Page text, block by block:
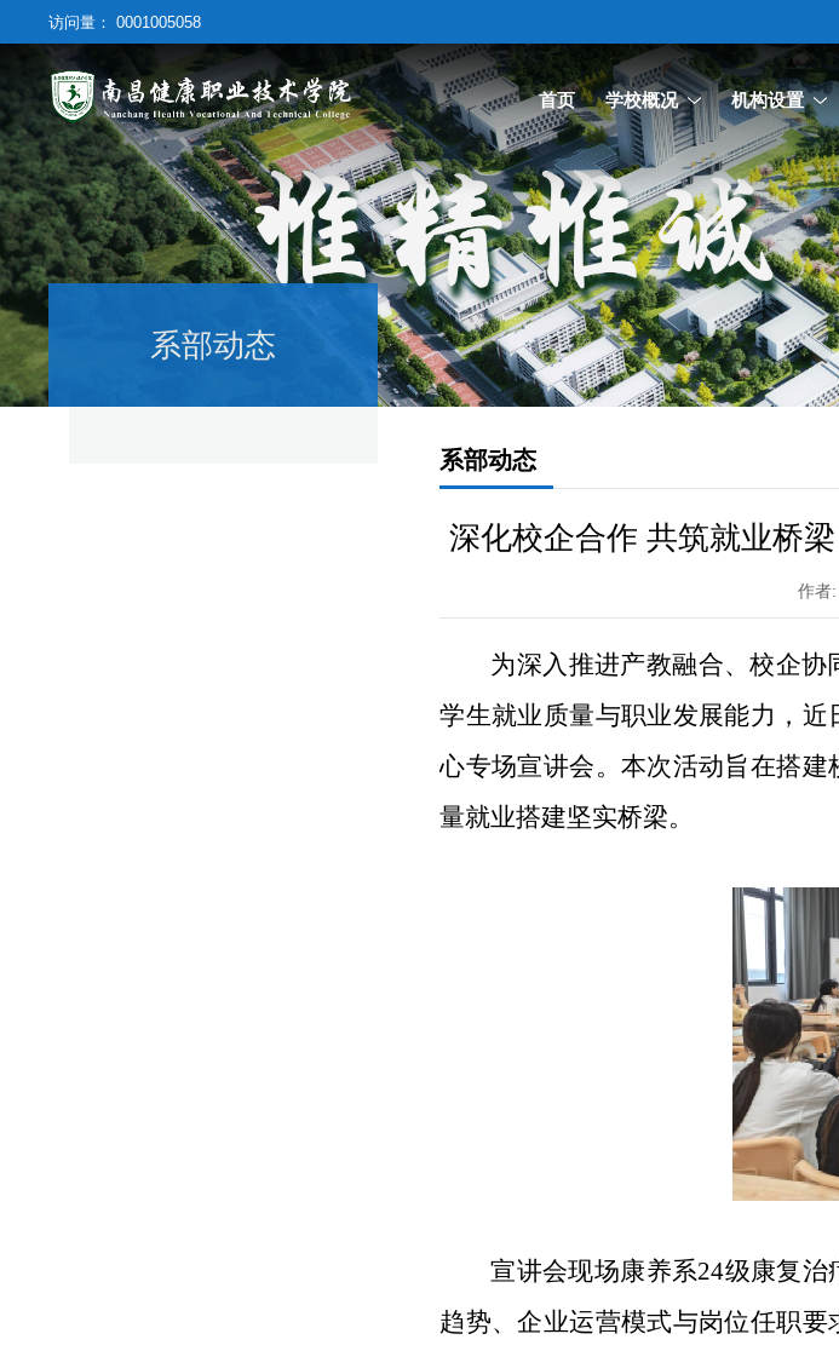
访问量：0001005058
首页 学校概况 机构设置
系部动态
系部动态
深化校企合作 共筑就业桥
作者:
为深入推进产教融合、校企
学生就业质量与职业发展能力，
心专场宣讲会。本次活动旨在搭
量就业搭建坚实桥梁。
宣讲会现场康养系24级康复
趋势、企业运营模式与岗位任职